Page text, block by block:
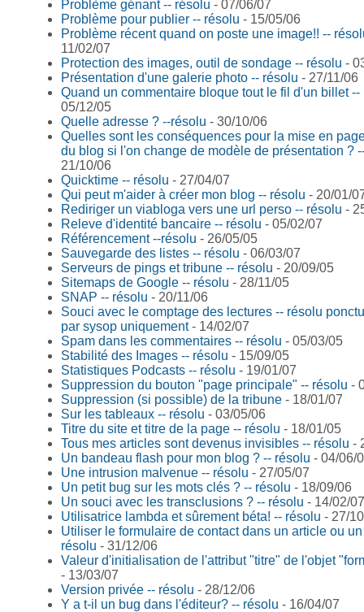
Problème génant -- résolu - 07/06/07
Problème pour publier -- résolu - 15/05/06
Problème récent quand on poste une image!! --
11/02/07
Protection des images, outil de sondage -- résolu -
Présentation d'une galerie photo -- résolu - 27/11/06
Quand un commentaire bloque tout le fil d'un billet --
05/12/05
Quelle adresse ? --résolu - 30/10/06
Quelles sont les conséquences pour la mise en
du blog si l'on change de modèle de présentation ?
21/10/06
Quicktime -- résolu - 27/04/07
Qui peut m'aider à créer mon blog -- résolu - 20/01/
Rediriger un viabloga vers une url perso -- résolu -
Releve d'identité bancaire -- résolu - 05/02/07
Référencement --résolu - 26/05/05
Sauvegarde des listes -- résolu - 06/03/07
Serveurs de pings et tribune -- résolu - 20/09/05
Sitemaps de Google -- résolu - 28/11/05
SNAP -- résolu - 20/11/06
Souci avec le comptage des lectures -- résolu
par sysop uniquement- 14/02/07
Spam dans les commentaires -- résolu - 05/03/05
Stabilité des Images -- résolu - 15/09/05
Statistiques Podcasts -- résolu - 19/01/07
Suppression du bouton "page principale" -- résolu -
Suppression (si possible) de la tribune - 18/01/07
Sur les tableaux -- résolu - 03/05/06
Titre du site et titre de la page -- résolu - 18/01/05
Tous mes articles sont devenus invisibles -- résolu -
Un bandeau flash pour mon blog ? -- résolu - 04/06/
Une intrusion malvenue -- résolu - 27/05/07
Un petit bug sur les mots clés ? -- résolu - 18/09/06
Un souci avec les transclusions ? -- résolu - 14/02/07
Utilisatrice lambda et sûrement béta! -- résolu - 27/
Utiliser le formulaire de contact dans un article ou
résolu - 31/12/06
Valeur d'initialisation de l'attribut "titre" de l'objet
- 13/03/07
Version privée -- résolu - 28/12/06
Y a t-il un bug dans l'éditeur? -- résolu - 16/04/07